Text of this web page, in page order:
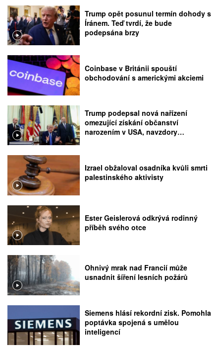
Trump opět posunul termín dohody s
Íránem. Teď tvrdí, že bude
podepsána brzy
Coinbase v Británii spouští
obchodování s americkými akciemi
Trump podepsal nová nařízení
omezující získání občanství
narozením v USA, navzdory
Izrael obžaloval osadníka kvůli smrti
palestinského aktivisty
Ester Geislerová odkrývá rodinný
příběh svého otce
Ohnivý mrak nad Francií může
usnadnit šíření lesních požárů
Siemens hlásí rekordní zisk. Pomohla
poptávka spojená s umělou
inteligencí